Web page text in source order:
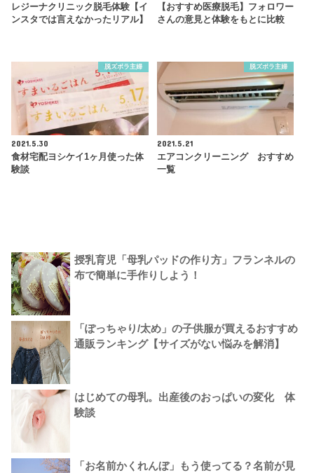
レジーナクリニック脱毛体験【イ
ンスタでは言えなかったリアル】
【おすすめ医療脱毛】フォロワー
さんの意見と体験をもとに比較
脱ズボラ主婦
2021.5.30
食材宅配ヨシケイ1ヶ月使った体
験談
脱ズボラ主婦
2021.5.21
エアコンクリーニング おすすめ
一覧
授乳育児「母乳パッドの作り方」フランネルの
布で簡単に手作りしよう！
「ぽっちゃり/太め」の子供服が買えるおすすめ
通販ランキング【サイズがない悩みを解消】
はじめての母乳。出産後のおっぱいの変化 体
験談
「お名前かくれんぼ」もう使ってる？名前が見